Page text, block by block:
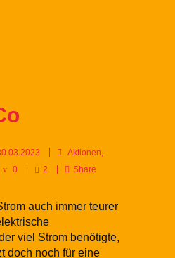
Aktionen,
0 2 Share
auch immer teurer
viel Strom benötigte,
doch noch für eine